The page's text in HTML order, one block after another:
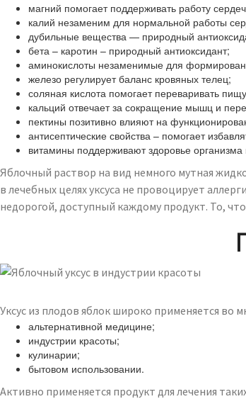
магний помогает поддерживать работу
калий незаменим для нормальной работы
дубильные вещества — природный
бета – каротин – природный антиоксидант;
аминокислоты незаменимые для
железо регулирует баланс кровяных телец;
соляная кислота помогает переваривать
кальций отвечает за сокращение мышц и
пектины позитивно влияют на
антисептические свойства – помогает
витамины поддерживают здоровье
Яблочный раствор на вид немного мутная
в лечебных целях уксуса не провоцирует
недорогой, доступный каждому продукт. То,
Уксус из плодов яблок широко применяется во
альтернативной медицине;
индустрии красоты;
кулинарии;
бытовом использовании.
Активно применяется продукт для лечения